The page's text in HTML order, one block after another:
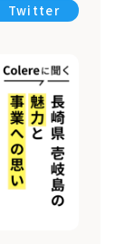
Twitter